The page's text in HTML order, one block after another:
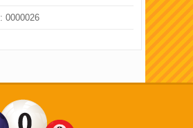
: 0000026